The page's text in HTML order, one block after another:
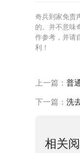
奇兵到家免责
的。并不意味
作参考，并请
利！
上一篇： 普
下一篇： 洗
相关